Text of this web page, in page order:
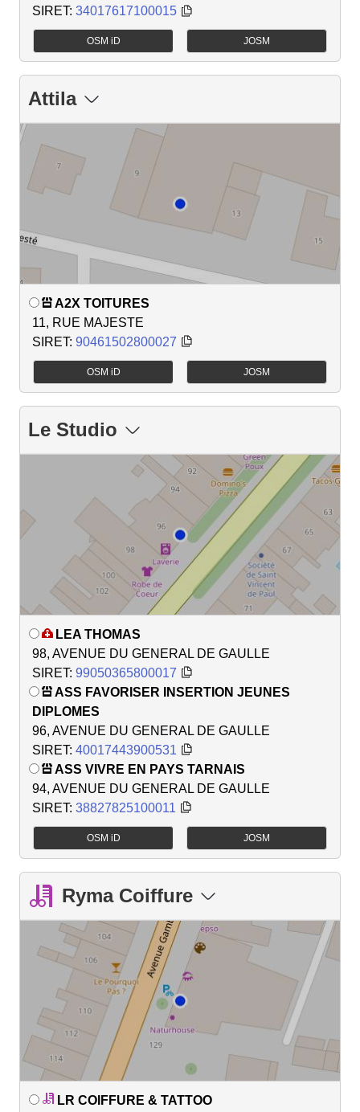
SIRET: 34017617100015
OSM iD JOSM
Attila
A2X TOITURES
11, RUE MAJESTE
SIRET: 90461502800027
OSM iD JOSM
Le Studio
LEA THOMAS
98, AVENUE DU GENERAL DE GAULLE
SIRET: 99050365800017
ASS FAVORISER INSERTION JEUNES
DIPLOMES
96, AVENUE DU GENERAL DE GAULLE
SIRET: 40017443900531
ASS VIVRE EN PAYS TARNAIS
94, AVENUE DU GENERAL DE GAULLE
SIRET: 38827825100011
OSM iD JOSM
Ryma Coiffure
LR COIFFURE & TATTOO